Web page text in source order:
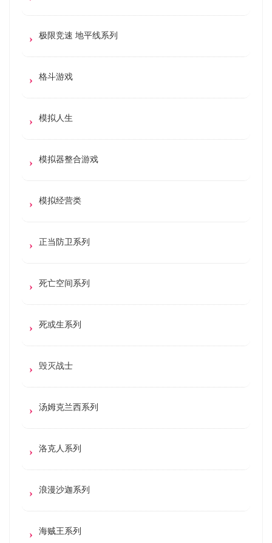
极限竞速 地平线系列
格斗游戏
模拟人生
模拟器整合游戏
模拟经营类
正当防卫系列
死亡空间系列
死或生系列
毁灭战士
汤姆克兰西系列
洛克人系列
浪漫沙迦系列
海贼王系列